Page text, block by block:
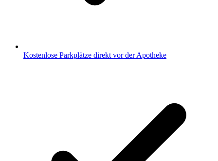
Kostenlose Parkplätze direkt vor der Apotheke